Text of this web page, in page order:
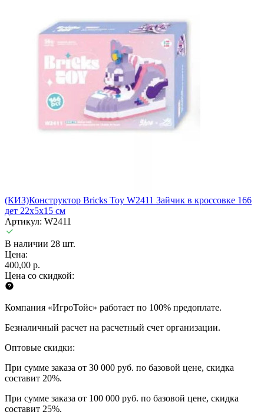
(КИЗ)Конструктор Bricks Toy W2411 Зайчик в кроссовке 166
дет 22х5х15 см
Артикул: W2411
В наличии 28 шт.
Цена:
400,00 р.
Цена со скидкой:
Компания «ИгроТойс» работает по 100% предоплате.
Безналичный расчет на расчетный счет организации.
Оптовые скидки:
При сумме заказа от 30 000 руб. по базовой цене, скидка
составит 20%.
При сумме заказа от 100 000 руб. по базовой цене, скидка
составит 25%.